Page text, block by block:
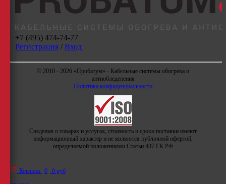
+7 (495) 474-74-77
Регистрация/ Вход
© 2010 - 2026 «Пробатум» - Кабельные системы обогрева и
антиобледенения
Политика конфиденциальности
Сведения о товарах и услугах, стоимость и сроки поставки имеют
информационный характер и не являются публичной офертой,
определяемой положениями Статьи 437 ГК РФ
Корзина 0 0 руб